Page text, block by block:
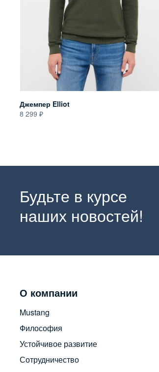
Джемпер Elliot
8 299
Будьте в курсе
наших новостей!
О компании
Mustang
Философия
Устойчивое развитие
Сотрудничество